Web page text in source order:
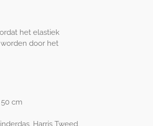
het elastiek
door het
cm
Harris Tweed,